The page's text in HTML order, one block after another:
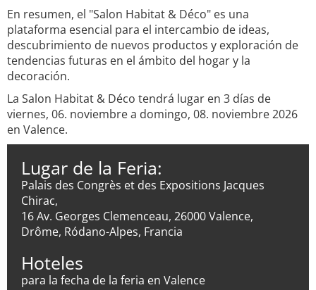
En resumen, el "Salon Habitat & Déco" es una
plataforma esencial para el intercambio de ideas,
descubrimiento de nuevos productos y exploración de
tendencias futuras en el ámbito del hogar y la
decoración.
La Salon Habitat & Déco tendrá lugar en 3 días de
viernes, 06. noviembre a domingo, 08. noviembre 2026
en Valence.
Lugar de la Feria:
Palais des Congrès et des Expositions Jacques
Chirac,
16 Av. Georges Clemenceau, 26000 Valence,
Drôme, Ródano-Alpes, Francia
Hoteles
para la fecha de la feria en Valence